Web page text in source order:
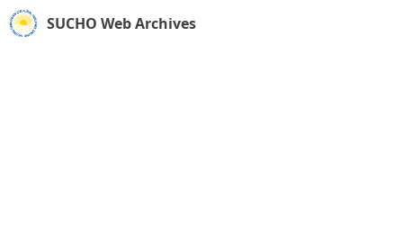
SUCHO Web Archives